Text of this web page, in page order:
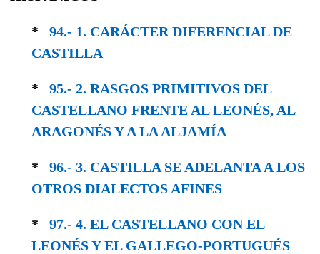
* 94.- 1. CARÁCTER DIFERENCIAL DE
CASTILLA
* 95.- 2. RASGOS PRIMITIVOS DEL
CASTELLANO FRENTE AL LEONÉS, AL
ARAGONÉS Y A LA ALJAMÍA
* 96.- 3. CASTILLA SE ADELANTA A LOS
OTROS DIALECTOS AFINES
* 97.- 4. EL CASTELLANO CON EL
LEONÉS Y EL GALLEGO-PORTUGUÉS